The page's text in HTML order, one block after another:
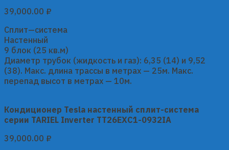
39,000.00 ₽
Сплит—система
Настенный
9 блок (25 кв.м)
Диаметр трубок (жидкость и газ): 6,35 (14) и 9,52
(38). Макс. длина трассы в метрах — 25м. Макс.
перепад высот в метрах — 10м.
Кондиционер Tesla настенный сплит-система
серии TARIEL Inverter TT26EXC1-0932IA
39,000.00 ₽